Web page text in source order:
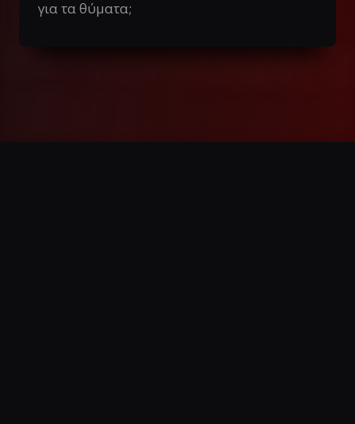
για τα θύματα;